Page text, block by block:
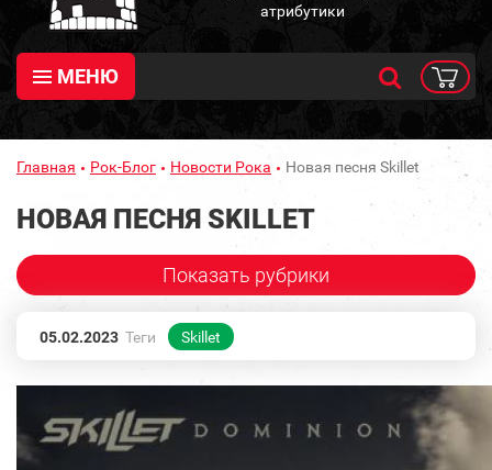
атрибутики
МЕНЮ
Главная Рок-Блог Новости Рока Новая песня Skillet
НОВАЯ ПЕСНЯ SKILLET
Показать рубрики
05.02.2023 Теги Skillet